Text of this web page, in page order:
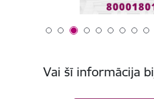
Vai šī informācija